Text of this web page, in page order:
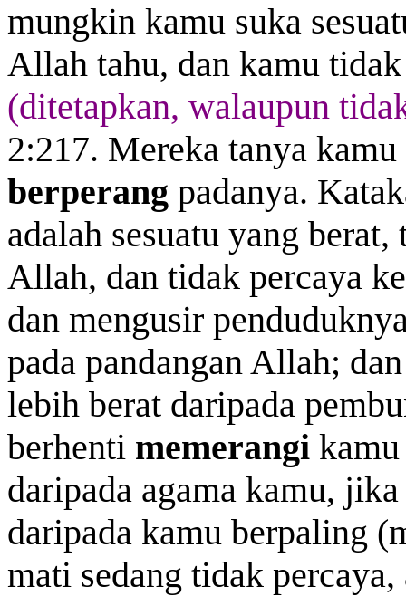
mungkin kamu suka
Allah tahu, dan kamu
(ditetapkan, walaupun
2:217. Mereka tanya
berperang padanya.
adalah sesuatu yang
Allah, dan tidak percaya
dan mengusir
pada pandangan Allah;
lebih berat daripada
berhenti memerangi
daripada agama kamu,
daripada kamu berpaling
mati sedang tidak